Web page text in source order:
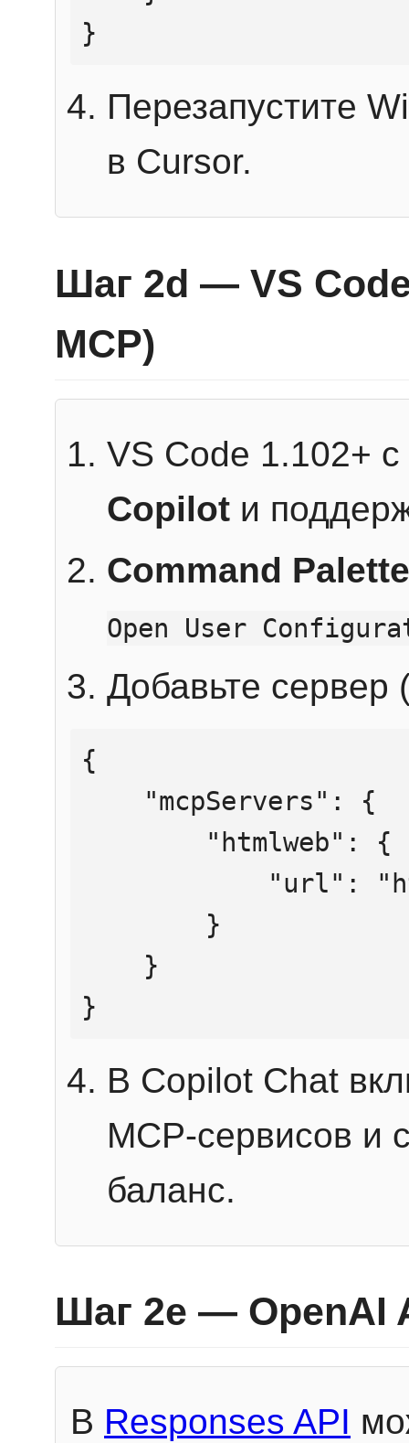
}
Перезапустите
в Cursor.
Шаг 2d — VS
MCP)
VS Code 1.102+
Copilot и
Command Palette
Open User
Добавьте сервер
{
}
В Copilot Chat
MCP-сервисов и
баланс.
Шаг 2e — OpenAI
В Responses API